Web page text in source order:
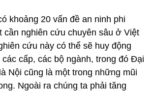
khoảng 20 vấn đề an ninh phi
cần nghiên cứu chuyên sâu ở Việt
cứu này có thể sẽ huy động
cấp, các bộ ngành, trong đó Đại
Nội cũng là một trong những mũi
Ngoài ra chúng ta phải tăng